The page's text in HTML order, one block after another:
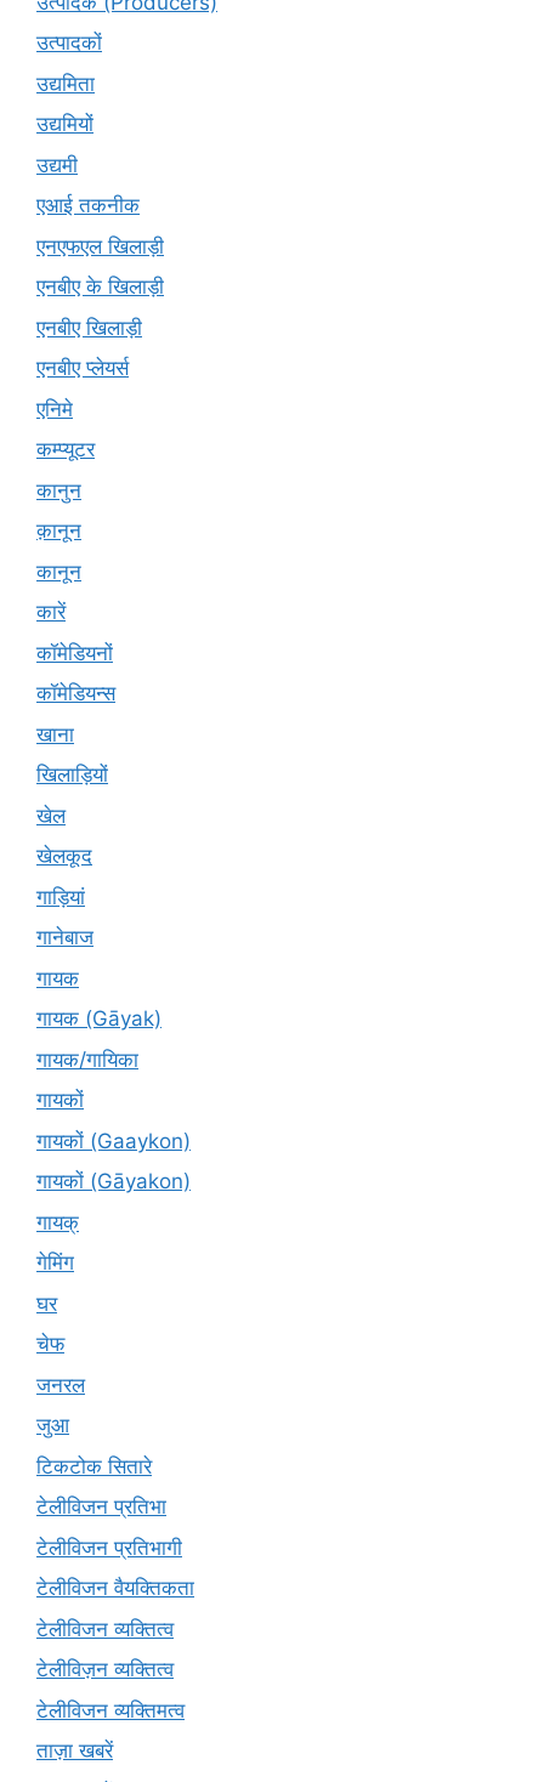
उत्पादकों
उद्यमिता
उद्यमियों
उद्यमी
एआई तकनीक
एनएफएल खिलाड़ी
एनबीए के खिलाड़ी
एनबीए खिलाड़ी
एनबीए प्लेयर्स
एनिमे
कम्प्यूटर
कानुन
क़ानून
कानून
कारें
कॉमेडियनों
कॉमेडियन्स
खाना
खिलाड़ियों
खेल
खेलकूद
गाड़ियां
गानेबाज
गायक
गायक (Gāyak)
गायक/गायिका
गायकों
गायकों (Gaaykon)
गायकों (Gāyakon)
गायक्
गेमिंग
घर
चेफ
जनरल
जुआ
टिकटोक सितारे
टेलीविजन प्रतिभा
टेलीविजन प्रतिभागी
टेलीविजन वैयक्तिकता
टेलीविजन व्यक्तित्व
टेलीविज़न व्यक्तित्व
टेलीविजन व्यक्तिमत्व
ताज़ा खबरें